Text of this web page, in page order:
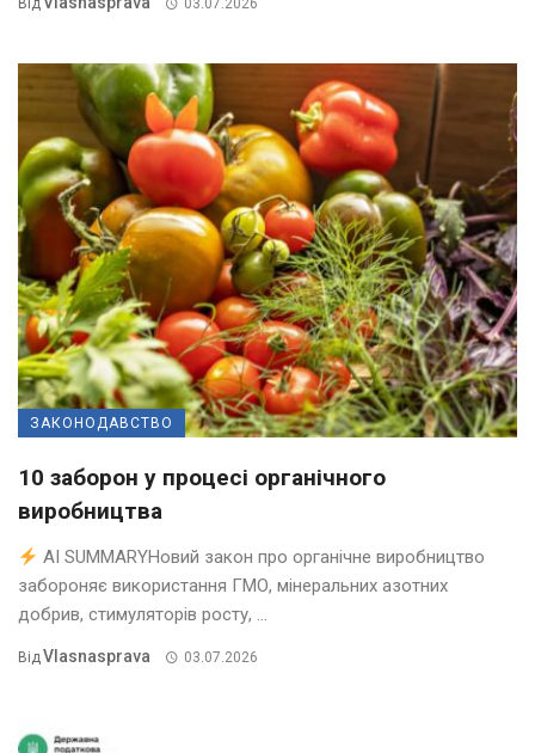
Від 03.07.2026
ЗАКОНОДАВСТВО
10 заборон у процесі органічного
виробництва
AI SUMMARYНовий закон про органічне виробництво
забороняє використання ГМО, мінеральних азотних
добрив, стимуляторів росту, ...
ВідVlasnasprava 03.07.2026